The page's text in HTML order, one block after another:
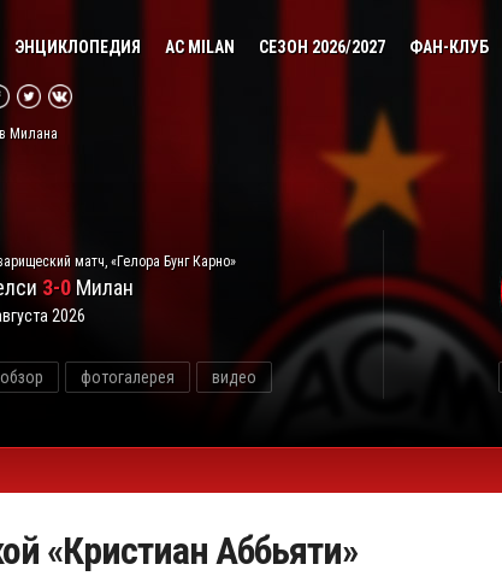
ЭНЦИКЛОПЕДИЯ AC MILAN СЕЗОН 2026/2027 ФАН-КЛУБ
Милана
матч, «Гелора Бунг Карно»
3-0 Милан
2026
обзор фотогалерея видео
«Кристиан Аббьяти»